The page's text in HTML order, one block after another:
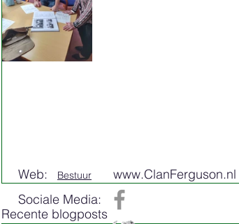
Bestuur
Recente blogposts
Web:
www.ClanFerguson.nl
Sociale Media: